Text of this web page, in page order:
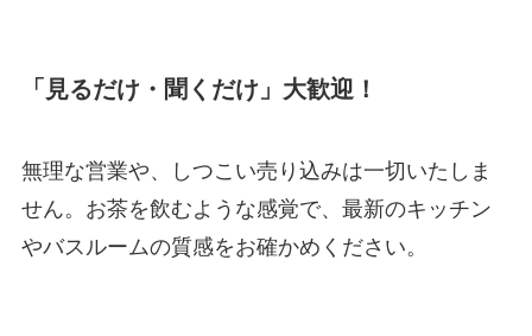
「見るだけ・聞くだけ」大歓迎！
無理な営業や、しつこい売り込みは一切いたしま
せん。お茶を飲むような感覚で、最新のキッチン
やバスルームの質感をお確かめください。